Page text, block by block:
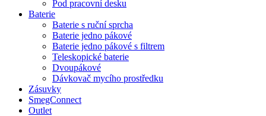
Pod pracovní desku
Baterie
Baterie s ruční sprcha
Baterie jedno pákové
Baterie jedno pákové s filtrem
Teleskopické baterie
Dvoupákové
Dávkovač mycího prostředku
Zásuvky
SmegConnect
Outlet